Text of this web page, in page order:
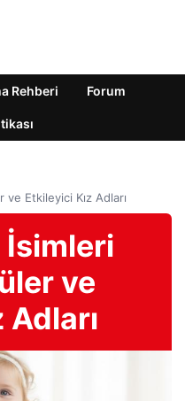
Rehberi Forum
Etkileyici Kız Adları
İsimleri
ve
Adları